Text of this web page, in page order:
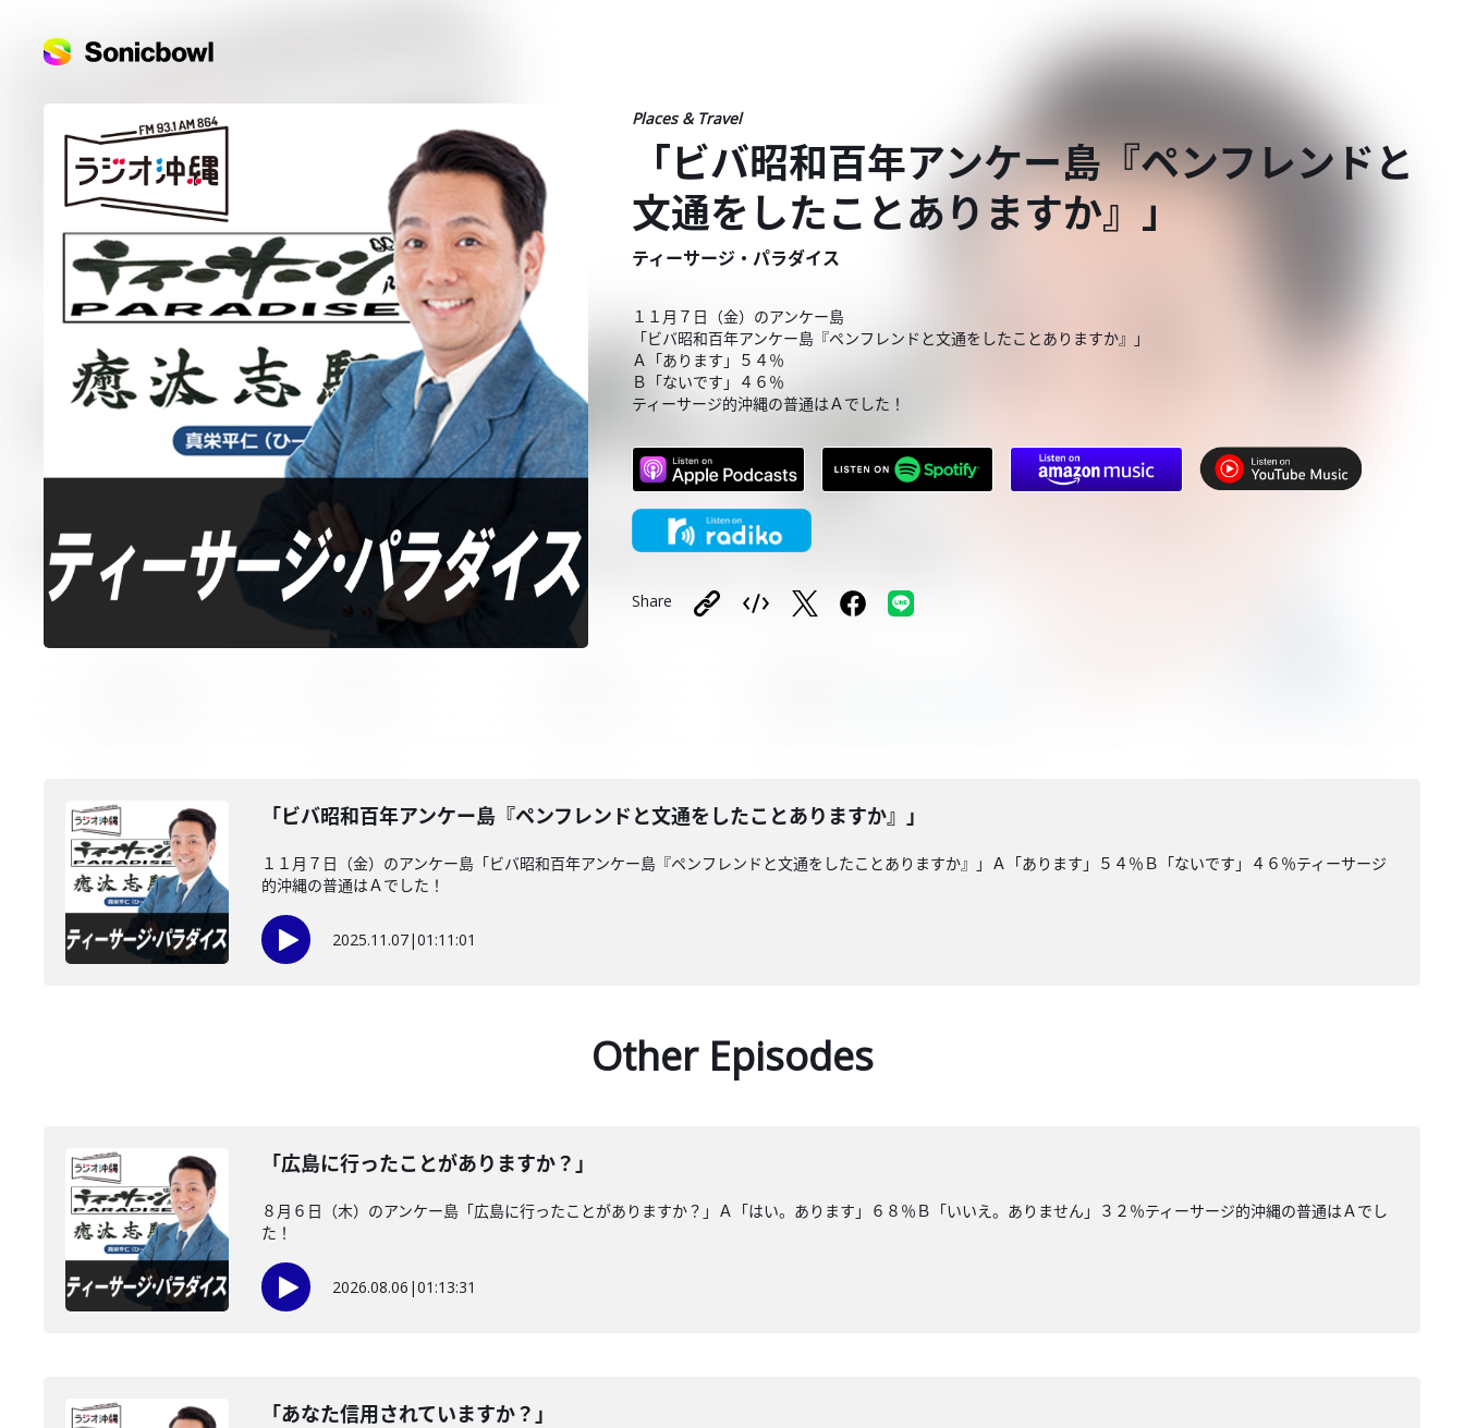
Places & Travel
「ビバ昭和百年アンケー島『ペンフレンドと
文通をしたことありますか』」
ティーサージ・パラダイス
１１月７日（金）のアンケー島
「ビバ昭和百年アンケー島『ペンフレンドと文通をしたことありますか』」
Ａ「あります」５４％
Ｂ「ないです」４６％
ティーサージ的沖縄の普通はＡでした！
Share
「ビバ昭和百年アンケー島『ペンフレンドと文通をしたことありますか』」
１１月７日（金）のアンケー島「ビバ昭和百年アンケー島『ペンフレンドと文通をしたことありますか』」Ａ「あります」５４％Ｂ「ないです」４６％ティーサージ
的沖縄の普通はＡでした！
2025.11.07|01:11:01
Other Episodes
「広島に行ったことがありますか？」
８月６日（木）のアンケー島「広島に行ったことがありますか？」Ａ「はい。あります」６８％Ｂ「いいえ。ありません」３２％ティーサージ的沖縄の普通はＡでし
た！
2026.08.06 |01:13:31
「あなた信用されていますか？」